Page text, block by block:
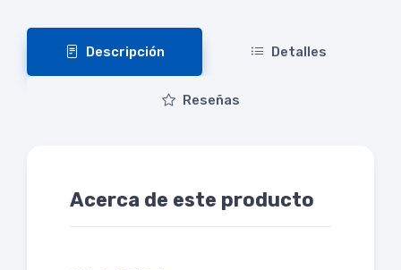
Descripción Detalles
Reseñas
Acerca de este producto